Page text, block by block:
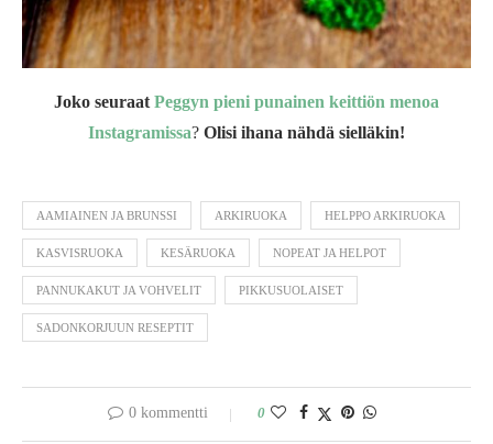
Joko seuraat Peggyn pieni punainen keittiön menoa
Instagramissa? Olisi ihana nähdä sielläkin!
AAMIAINEN JA BRUNSSI ARKIRUOKA HELPPO ARKIRUOKA
KASVISRUOKA KESÄRUOKA NOPEAT JA HELPOT
PANNUKAKUT JA VOHVELIT PIKKUSUOLAISET
SADONKORJUUN RESEPTIT
0 kommentti 0